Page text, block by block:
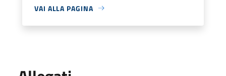
VAI ALLA PAGINA